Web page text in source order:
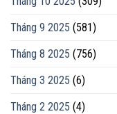
Tháng 9 2025 (581)
Tháng 8 2025 (756)
Tháng 3 2025 (6)
Tháng 2 2025 (4)